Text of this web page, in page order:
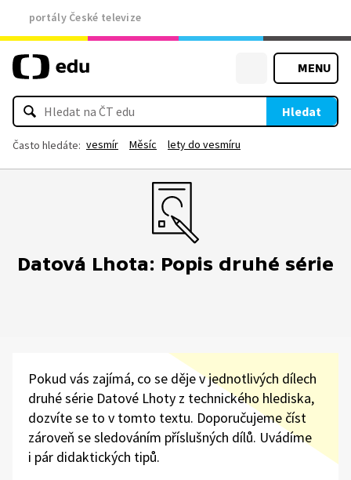
portály České televize
MENU
Hledat
Často hledáte: vesmír Měsíc lety do vesmíru
Datová Lhota: Popis druhé série
Pokud vás zajímá, co se děje v jednotlivých dílech
druhé série Datové Lhoty z technického hlediska,
dozvíte se to v tomto textu. Doporučujeme číst
zároveň se sledováním příslušných dílů. Uvádíme
i pár didaktických tipů.